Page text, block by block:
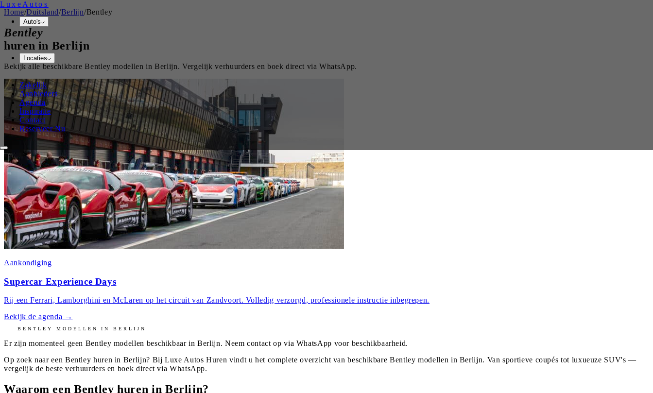
Luxe Autos
Auto's
Locaties
Zakelijk
Aanbieders
Agenda
Inspiratie
Contact
Reserveer Nu
Home/Duitsland/Berlijn/Bentley
Bentley
huren in Berlijn
Bekijk alle beschikbareBentley modellen inBerlijn. Vergelijk verhuurders en boek direct via WhatsApp.
Aankondiging
Supercar Experience Days
Rij een Ferrari, Lamborghini en McLaren op het circuit van Zandvoort. Volledig verzorgd, professionele instructie inbegrepen.
Bekijk de agenda →
BENTLEY MODELLEN INBERLIJN
Er zijn momenteel geen Bentley modellen beschikbaar inBerlijn. Neem contact op via WhatsApp voor beschikbaarheid.
Op zoek naar een Bentley huren in Berlijn? Bij Luxe Autos Huren vindt u het complete overzicht van beschikbare Bentley modellen in Berlijn. Van sportieve coupés tot luxueuze SUV's —
vergelijk de beste verhuurders en boek direct via WhatsApp.
Waarom een Bentley huren in Berlijn?